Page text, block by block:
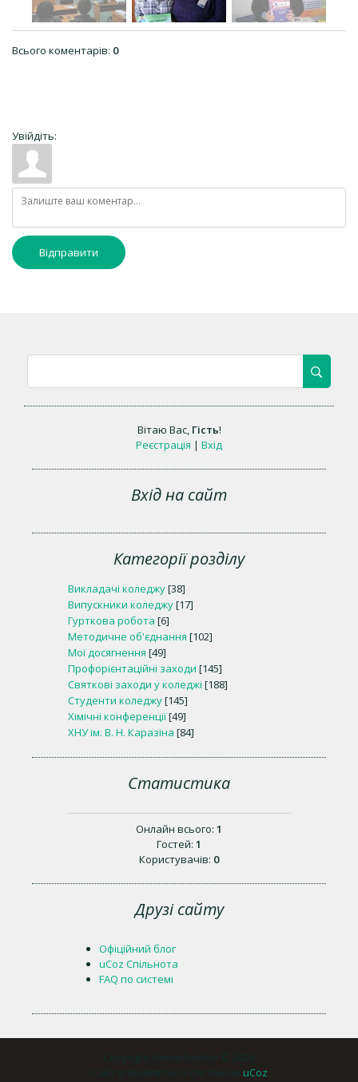
Всього коментарів: 0
Увійдіть:
Відправити
Вітаю Вас, Гість!
Реєстрація | Вхід
Вхід на сайт
Категорії розділу
Викладачі коледжу[38]
Випускники коледжу[17]
Гурткова робота [6]
Методичне об'єднання [102]
Мої досягнення [49]
Профорієнтаційні заходи [145]
Святкові заходи у коледжі [188]
Студенти коледжу[145]
Хімічні конференції[49]
ХНУ ім. В. Н. Каразіна [84]
Статистика
Онлайн всього: 1
Гостей: 1
Користувачів: 0
Друзі сайту
Офіційний блог
uCoz Спільнота
FAQ по системі
uCoz